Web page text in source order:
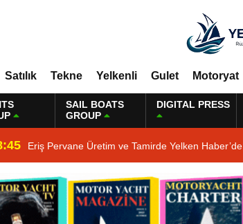
Satılık Tekne Yelkenli Gulet Motoryat
SAIL BOATS
GROUP
DIGITAL PRESS
Eriş Pervane Üretim ve Tamirde Yelken Haber’de